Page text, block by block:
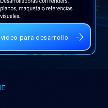
para desarrollo